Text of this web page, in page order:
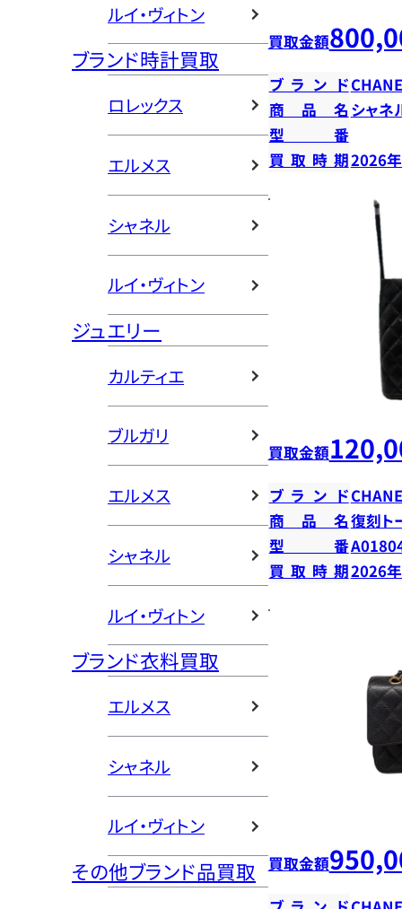
ルイ・ヴィトン
ブランド時計買取
ロレックス
エルメス
シャネル
ルイ・ヴィトン
ジュエリー
カルティエ
ブルガリ
エルメス
シャネル
ルイ・ヴィトン
ブランド衣料買取
エルメス
シャネル
ルイ・ヴィトン
その他ブランド品買取
買取金額
ブランド
商品名 シャネ
型番
買取時期2026
買取金額
ブランド
商品名復刻ト
型番
買取時期2026
買取金額